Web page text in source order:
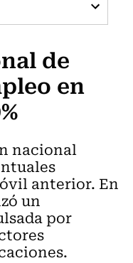
de
en
nacional
anterior. En
un
por